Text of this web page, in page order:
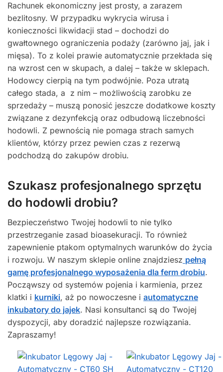
Rachunek ekonomiczny jest prosty, a zarazem
bezlitosny. W przypadku wykrycia wirusa i
konieczności likwidacji stad – dochodzi do
gwałtownego ograniczenia podaży (zarówno jaj, jak i
mięsa). To z kolei prawie automatycznie przekłada się
na wzrost cen w skupach, a dalej – także w sklepach.
Hodowcy cierpią na tym podwójnie. Poza utratą
całego stada, a z nim – możliwością zarobku ze
sprzedaży – muszą ponosić jeszcze dodatkowe koszty
związane z dezynfekcją oraz odbudową liczebności
hodowli. Z pewnością nie pomaga strach samych
klientów, którzy przez pewien czas z rezerwą
podchodzą do zakupów drobiu.
Szukasz profesjonalnego sprzętu
do hodowli drobiu?
Bezpieczeństwo Twojej hodowli to nie tylko
przestrzeganie zasad bioasekuracji. To również
zapewnienie ptakom optymalnych warunków do życia
i rozwoju. W naszym sklepie online znajdziesz pełną
gamę profesjonalnego wyposażenia dla ferm drobiu.
Począwszy od systemów pojenia i karmienia, przez
klatki i kurniki, aż po nowoczesne i automatyczne
inkubatory do jajek. Nasi konsultanci są do Twojej
dyspozycji, aby doradzić najlepsze rozwiązania.
Zapraszamy!